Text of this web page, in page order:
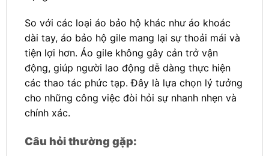
So với các loại áo bảo hộ khác như áo khoác
dài tay, áo bảo hộ gile mang lại sự thoải mái và
tiện lợi hơn. Áo gile không gây cản trở vận
động, giúp người lao động dễ dàng thực hiện
các thao tác phức tạp. Đây là lựa chọn lý tưởng
cho những công việc đòi hỏi sự nhanh nhẹn và
chính xác.
Câu hỏi thường gặp: